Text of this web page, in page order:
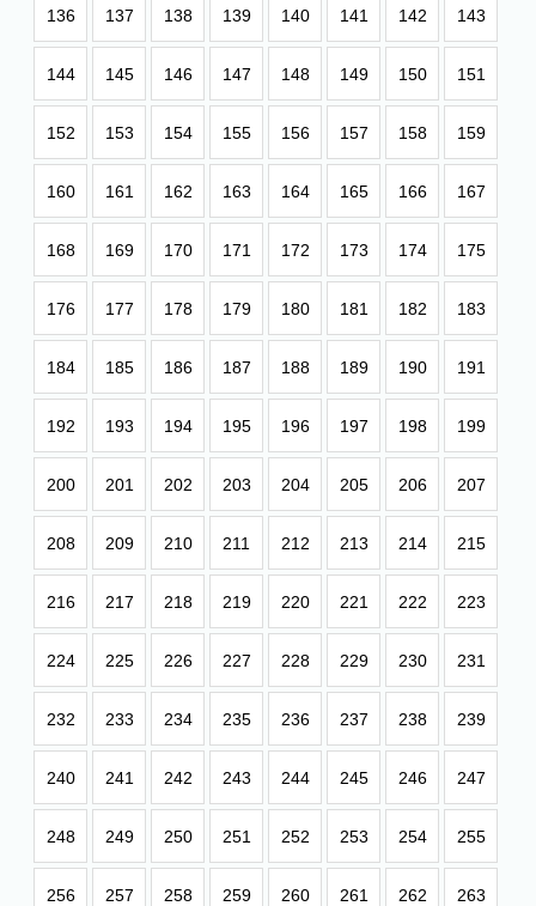
136 137 138 139 140 141 142 143
144 145 146 147 148 149 150 151
152 153 154 155 156 157 158 159
160 161 162 163 164 165 166 167
168 169 170 171 172 173 174 175
176 177 178 179 180 181 182 183
184 185 186 187 188 189 190 191
192 193 194 195 196 197 198 199
200 201 202 203 204 205 206 207
208 209 210 211 212 213 214 215
216 217 218 219 220 221 222 223
224 225 226 227 228 229 230 231
232 233 234 235 236 237 238 239
240 241 242 243 244 245 246 247
248 249 250 251 252 253 254 255
256 257 258 259 260 261 262 263